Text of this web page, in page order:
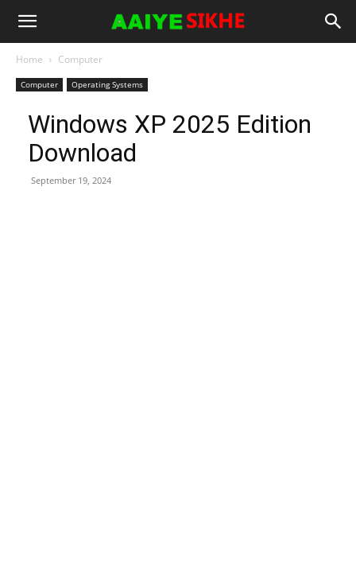
Home Computer
Computer Operating Systems
Windows XP 2025 Edition
Download
September 19, 2024